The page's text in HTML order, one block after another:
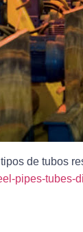
de tubos
pipes-tubes-